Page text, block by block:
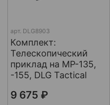
арт. DLG8903
Комплект:
Телескопический
приклад на МР-135,
-155, DLG Tactical
9 675 ₽